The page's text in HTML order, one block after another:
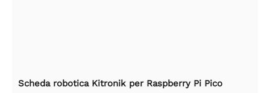
Scheda robotica Kitronik per Raspberry Pi Pico